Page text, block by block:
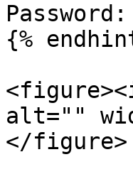
{%
alt=""
</figure>